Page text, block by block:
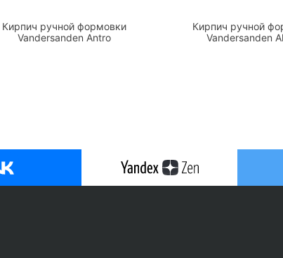
Кирпич ручной формовки
Vandersanden Antro
Кирпич ручной
Vandersanden